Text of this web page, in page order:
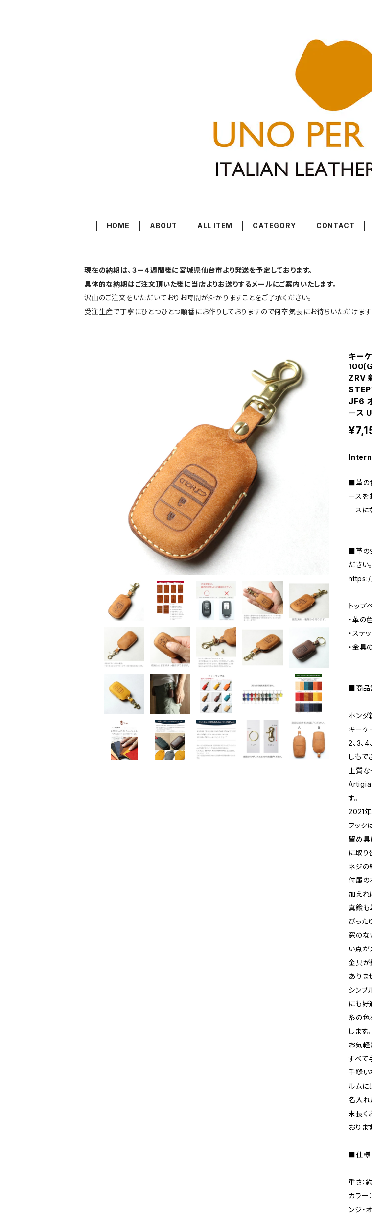
HOME ABOUT ALL ITEM CATEGORY CONTACT
現在の納期は、３ー４週間後に宮城県仙台市より発送を予定しております。
具体的な納期はご注文頂いた後に当店よりお送りするメールにご案内いたします。
沢山のご注文をいただいておりお時間が掛かりますことをご了承ください。
受注生産で丁寧にひとつひとつ順番にお作りしておりますので何卒気長にお待ちいただけます
キー
ZRV
JF6
ース
■革の
ースを
ースに
■革の
ださい。
トップ
・革の
・ステ
・金具
■商品
ホンダ
キーケ
2、3、
しもで
上質
す。
2021
フック
留め具
に取り
ネジの
付属の
加えれ
真鍮も
ぴった
窓のな
い点が
金具が
ありま
シンプ
にも好
糸の色
します。
お気軽
すべて
手縫い
ルムに
名入れ
末長く
おりま
■仕様
重さ：
カラー
ンジ・